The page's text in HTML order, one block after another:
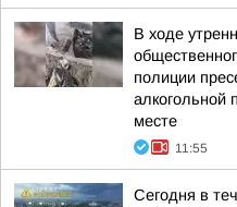
В ходе
полиции
алкогольной
месте
11:55
Сегодня в